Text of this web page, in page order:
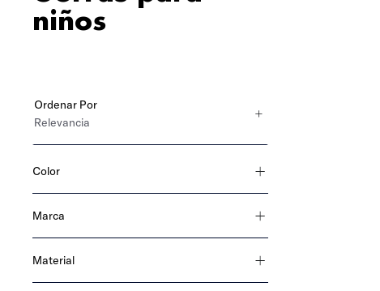
niños
Ordenar Por
Relevancia
Color
azul
Marca
Tommy Hilfiger
Material
algodón